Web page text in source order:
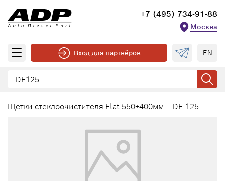
+7 (495) 734-91-88
Москва
Вход для партнёров EN
Щетки стеклоочистителя Flat 550+400мм — DF-125